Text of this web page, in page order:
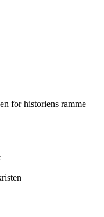
for historiens ramme